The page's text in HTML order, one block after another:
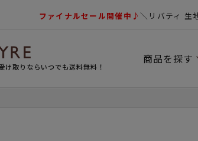
ファイナルセール開催中♪＼リバティ 生
取りならいつでも送料無料！
商品を探す